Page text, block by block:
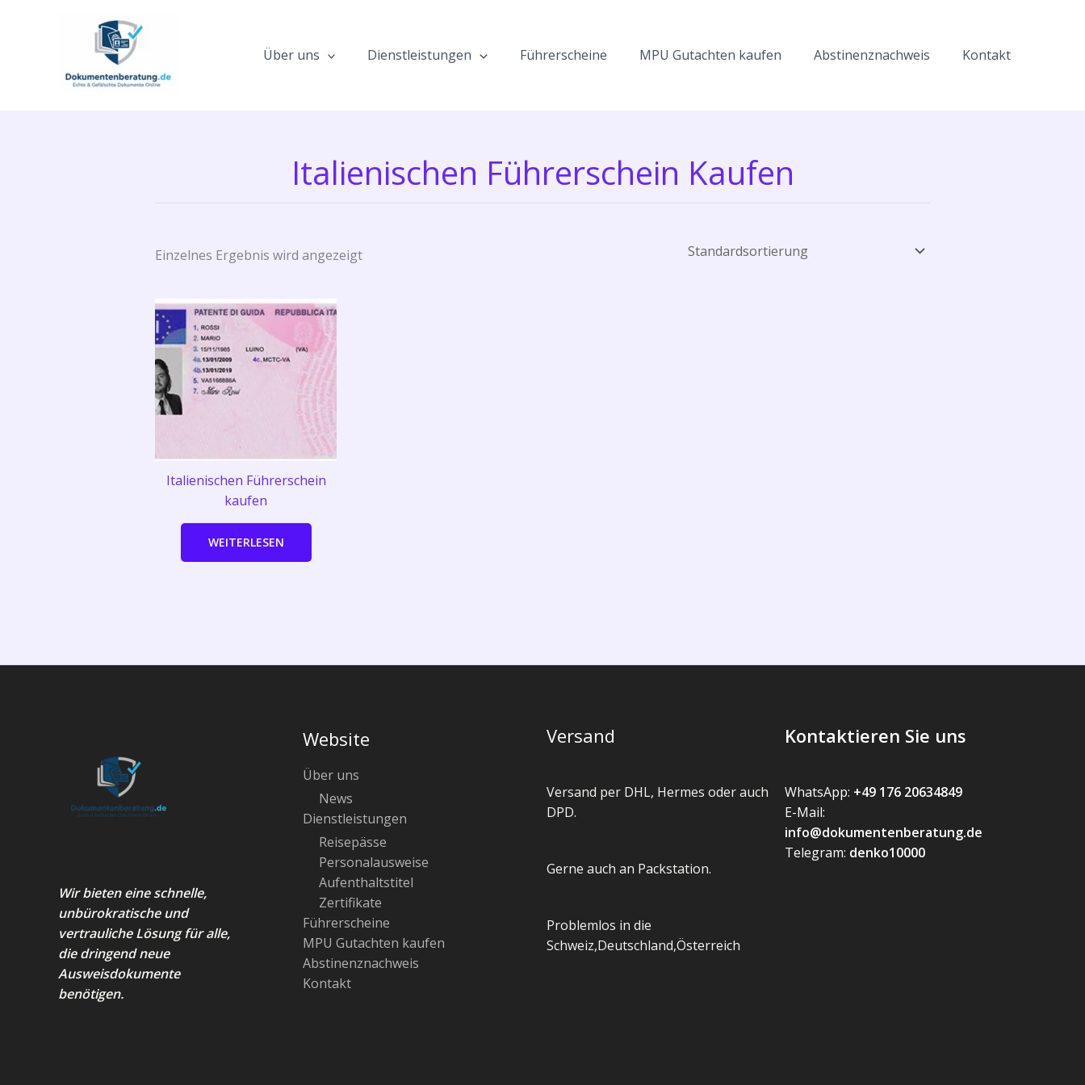
Über uns Dienstleistungen Führerscheine MPU Gutachten kaufen Abstinenznachweis Kontakt
Italienischen Führerschein Kaufen
Einzelnes Ergebnis wird angezeigt
Italienischen Führerschein
kaufen
WEITERLESEN
Wir bieten eine schnelle,
unbürokratische und
vertrauliche Lösung für alle,
die dringend neue
Ausweisdokumente
benötigen.
Website
Über uns
News
Dienstleistungen
Reisepässe
Personalausweise
Aufenthaltstitel
Zertifikate
Führerscheine
MPU Gutachten kaufen
Abstinenznachweis
Kontakt
Versand
Versand per DHL, Hermes oder auch
DPD.
Gerne auch an Packstation.
Problemlos in die
Schweiz,Deutschland,Österreich
Kontaktieren Sie uns
WhatsApp: +49 176 20634849
E-Mail:
info@dokumentenberatung.de
Telegram: denko10000